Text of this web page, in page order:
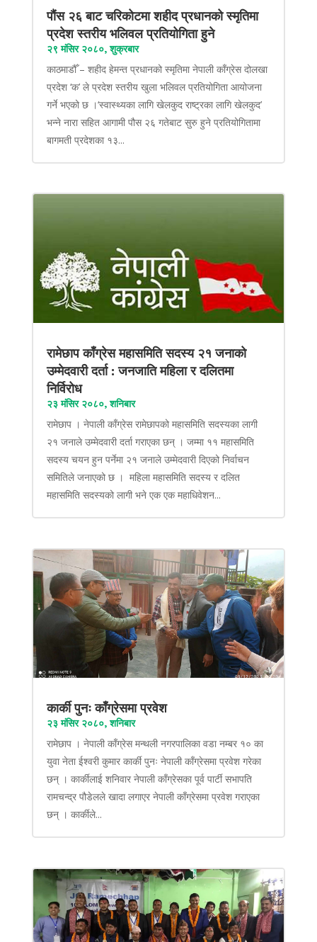
पौंस २६ बाट चरिकोटमा शहीद प्रधानको स्मृतिमा
प्रदेश स्तरीय भलिवल प्रतियोगिता हुने
२९ मंसिर २०८०, शुक्रबार
काठमाडौँ – शहीद हेमन्त प्रधानको स्मृतिमा नेपाली काँग्रेस दोलखा
प्रदेश ‘क’ ले प्रदेश स्तरीय खुला भलिवल प्रतियोगिता आयोजना
गर्ने भएको छ ।‘स्वास्थ्यका लागि खेलकुद राष्ट्रका लागि खेलकुद’
भन्ने नारा सहित आगामी पौस २६ गतेबाट सुरु हुने प्रतियोगितामा
बागमती प्रदेशका १३...
रामेछाप काँग्रेस महासमिति सदस्य २१ जनाको
उम्मेदवारी दर्ता : जनजाति महिला र दलितमा
निर्विरोध
२३ मंसिर २०८०, शनिबार
रामेछाप । नेपाली काँग्रेस रामेछापको महासमिति सदस्यका लागी
२१ जनाले उम्मेदवारी दर्ता गराएका छन् । जम्मा ११ महासमिति
सदस्य चयन हुन पर्नेमा २१ जनाले उम्मेदवारी दिएको निर्वाचन
समितिले जनाएको छ । महिला महासमिति सदस्य र दलित
महासमिति सदस्यको लागी भने एक एक महाधिवेशन...
कार्की पुनः काँग्रेसमा प्रवेश
२३ मंसिर २०८०, शनिबार
रामेछाप । नेपाली काँग्रेस मन्थली नगरपालिका वडा नम्बर १० का
युवा नेता ईश्वरी कुमार कार्की पुनः नेपाली काँग्रेसमा प्रवेश गरेका
छन् । कार्कीलाई शनिवार नेपाली काँग्रेसका पूर्व पार्टी सभापति
रामचन्द्र पौडेलले खादा लगाएर नेपाली काँग्रेसमा प्रवेश गराएका
छन् । कार्कीले...